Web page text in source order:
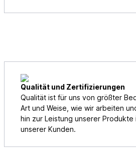
Qualität und Zertifizierungen
Qualität ist für uns von größter
Art und Weise, wie wir arbeiten
hin zur Leistung unserer Produkte
unserer Kunden.